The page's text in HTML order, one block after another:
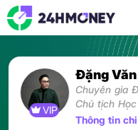
VIP
Đặng Văn
Chuyên gia
Chủ tịch
Thông tin